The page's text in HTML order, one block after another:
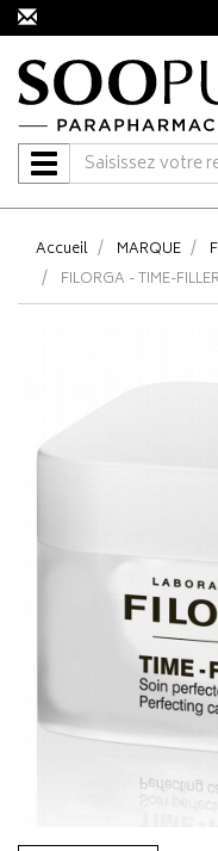
Navigation
Accueil MARQUE
FILORGA - TIME-